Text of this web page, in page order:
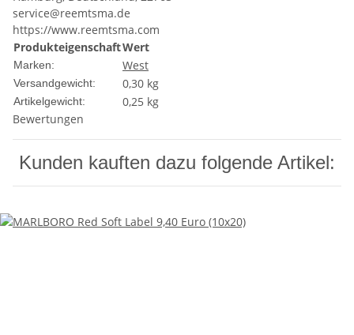
service@reemtsma.de
https://www.reemtsma.com
ProdukteigenschaftWert
Marken: West
Versandgewicht: 0,30 kg
Artikelgewicht: 0,25 kg
Bewertungen
Kunden kauften dazu folgende Artikel: